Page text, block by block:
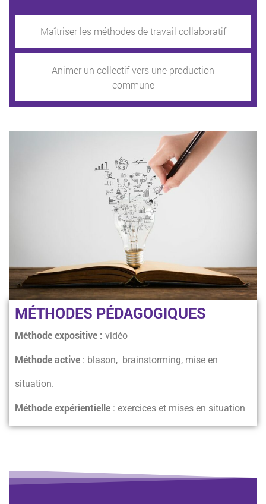
Maîtriser les méthodes de travail collaboratif
Animer un collectif vers une production
commune
MÉTHODES PÉDAGOGIQUES
Méthode expositive : vidéo
Méthode active : blason, brainstorming, mise en
situation.
Méthode expérientielle : exercices et mises en situation